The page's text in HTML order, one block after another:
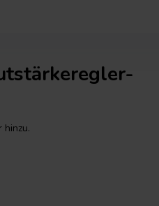
hinzu.